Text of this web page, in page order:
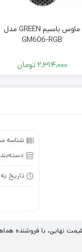
ماوس باسیم GREEN مدل
GM606-RGB
2,314,000 تومان
شناسه
تاریخ
نهایی، با فروشنده